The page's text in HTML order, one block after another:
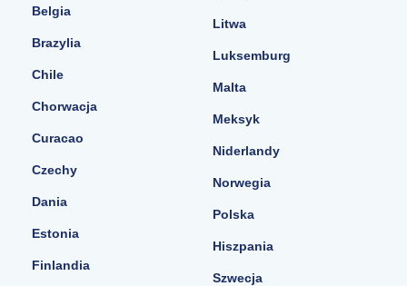
Belgia
Brazylia
Chile
Chorwacja
Curacao
Czechy
Dania
Estonia
Finlandia
Litwa
Luksemburg
Malta
Meksyk
Niderlandy
Norwegia
Polska
Hiszpania
Szwecja